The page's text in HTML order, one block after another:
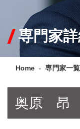
CONSULTING
SERVICE
COMPANY
Q&A
専門家
Home 専門家一覧
奥原 昂